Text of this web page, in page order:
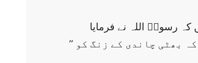
’’ بے شک وہ( مدینہ منورہ) ’’طیبۃٌ ‘‘ یعنی پاک ہے اور وہ نا پاک کو اس طرح چھانٹ دیتا ہے جیسا کہ بھٹی چاندی کے زنگ کو